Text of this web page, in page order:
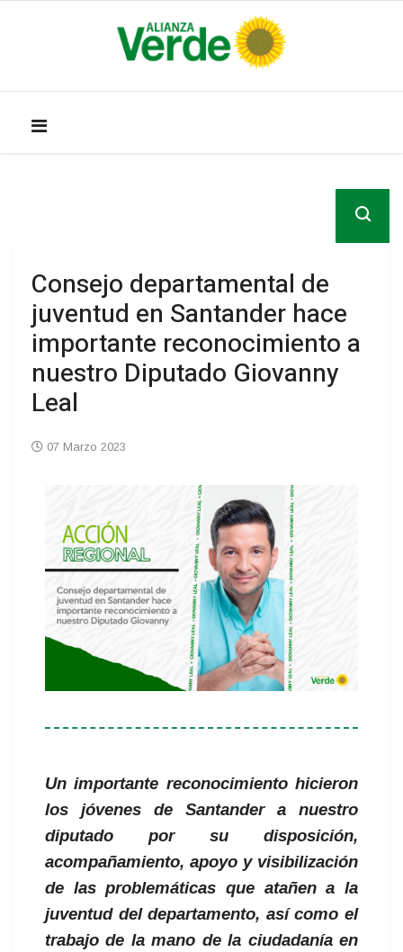
Consejo departamental de
juventud en Santander hace
importante reconocimiento a
nuestro Diputado Giovanny
Leal
07 Marzo 2023
Un importante reconocimiento hicieron
los jóvenes de Santander a nuestro
diputado por su disposición,
acompañamiento, apoyo y visibilización
de las problemáticas que atañen a la
juventud del departamento, así como el
trabajo de la mano de la ciudadanía en